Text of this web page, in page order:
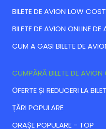
BILETE DE AVION LOW COST
BILETE DE AVION ONLINE
CUM A GASI BILETE DE
CUMPĂRĂ BILETE DE AVION
ОFERTE ȘI REDUCERI LA
ȚĂRI POPULARE
ORAȘE POPULARE - TOP